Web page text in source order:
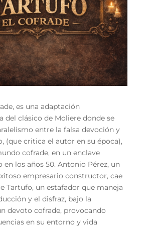
es una adaptación
del clásico de Moliere donde se
entre la falsa devoción y
(que critica el autor en su época),
cofrade, en un enclave
los años 50. Antonio Pérez, un
empresario constructor, cae
Tartufo, un estafador que maneja
y el disfraz, bajo la
devoto cofrade, provocando
en su entorno y vida